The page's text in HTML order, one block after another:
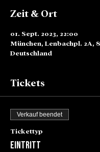
Zeit & Ort
01. Sept. 2023, 22:00
München, Lenbachpl. 2A,
Deutschland
Tickets
Verkauf beendet
Tickettyp
Eintritt